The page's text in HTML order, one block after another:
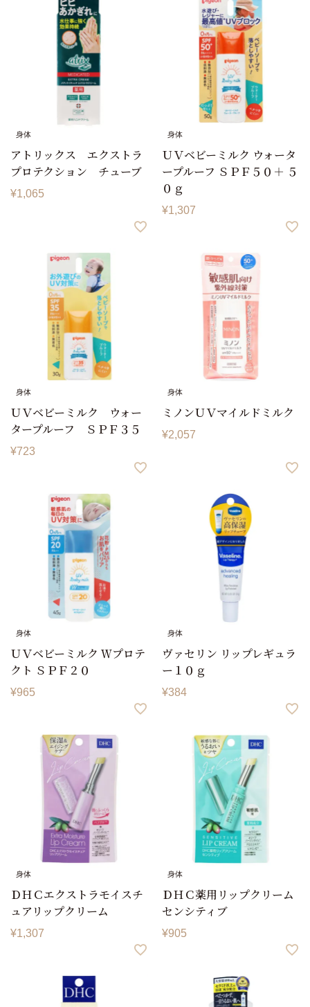
身体
アトリックス エクストラ
プロテクション チューブ
¥1,065
身体
ＵＶベビーミルク ウォータ
ープルーフ ＳＰＦ５０＋ ５
０ｇ
¥1,307
身体
ＵＶベビーミルク ウォー
タープルーフ ＳＰＦ３５
¥723
身体
ミノンＵＶマイルドミルク
¥2,057
身体
ＵＶベビーミルク Ｗプロテ
クト ＳＰＦ２０
¥965
身体
ヴァセリン リップレギュラ
ー１０ｇ
¥384
身体
ＤＨＣエクストラモイスチ
ュアリップクリーム
¥1,307
身体
ＤＨＣ薬用リップクリーム
センシティブ
¥905